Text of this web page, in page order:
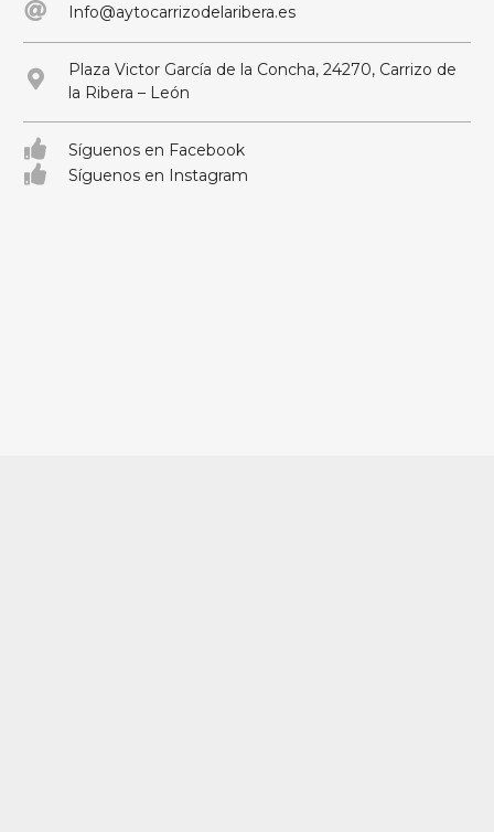
Info@aytocarrizodelaribera.es
Plaza Victor García de la Concha, 24270, Carrizo de
la Ribera – León
Síguenos en Facebook
Síguenos en Instagram